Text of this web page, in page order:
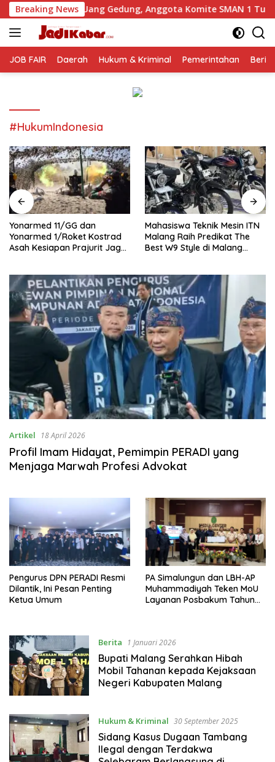
Langsung
ke
konten
Breaking News
Gedung, Anggota Komite SMAN 1 Tumpang ,Ketua DPD
JOB FAIR Daerah Hukum & Kriminal Pemerintahan
#HukumIndonesia
Yonarmed 11/GG dan
Yonarmed 1/Roket Kostrad
Asah Kesiapan Prajurit Jaga
Mahasiswa Teknik Mesin ITN
Malang Raih Predikat The
Best W9 Style di Malang
Artikel 18 April 2026
Profil Imam Hidayat, Pemimpin PERADI yang
Menjaga Marwah Profesi Advokat
Pengurus DPN PERADI Resmi
Dilantik, Ini Pesan Penting
Ketua Umum
PA Simalungun dan LBH-AP
Muhammadiyah Teken MoU
Layanan Posbakum Tahun
Berita 1 Januari 2026
Bupati Malang Serahkan Hibah
Mobil Tahanan kepada Kejaksaan
Negeri Kabupaten Malang
Hukum & Kriminal 30 September 2025
Sidang Kasus Dugaan Tambang
Ilegal dengan Terdakwa